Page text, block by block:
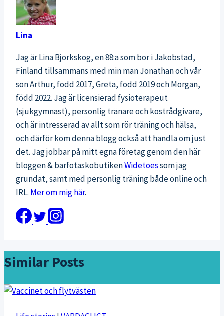
Lina
Jag är Lina Björkskog, en 88:a som bor i Jakobstad,
Finland tillsammans med min man Jonathan och vår
son Arthur, född 2017, Greta, född 2019 och Morgan,
född 2022. Jag är licensierad fysioterapeut
(sjukgymnast), personlig tränare och kostrådgivare,
och är intresserad av allt som rör träning och hälsa,
och därför kom denna blogg också att handla om just
det. Jag jobbar på mitt egna företag genom den här
bloggen & barfotaskobutikenWidetoessom jag
grundat, samt med personlig träning både online och
IRL. Mer om mig här.
Similar Posts